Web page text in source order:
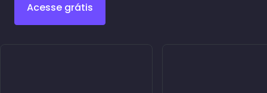
Acesse grátis